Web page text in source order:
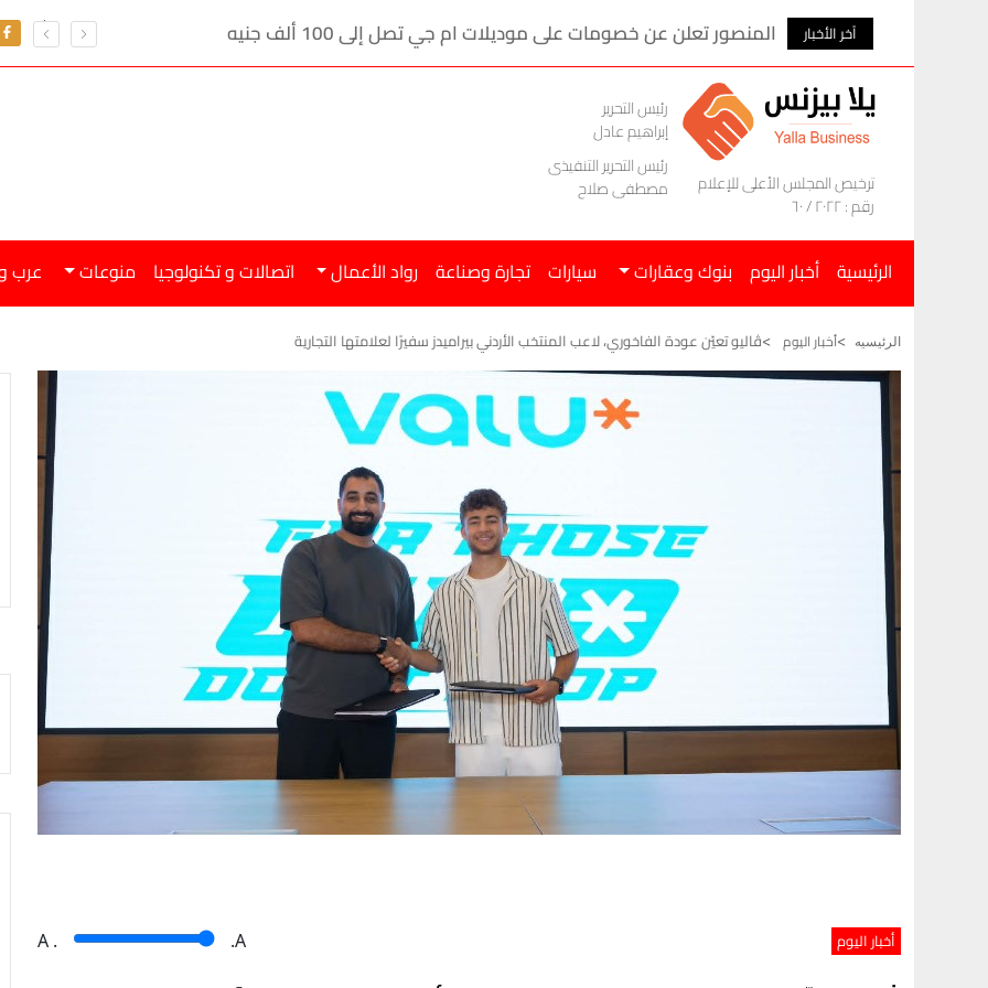
آخر الأخبار المنصور تعلن عن خصومات على موديلات ام جي تصل إلى 100 ألف جنيه
ترخيص المجلس الأعلى للإعلام
رقم : ٢٠٢٢ / ٦٠
رئيس التحرير
إبراهيم عادل
رئيس التحرير التنفيذى
مصطفى صلاح
الرئيسية أخبار اليوم بنوك وعقارات سيارات تجارة وصناعة رواد الأعمال اتصالات و تكنولوجيا منوعات عرب
الرئيسيه أخبار اليوم ڤاليو تعيّن عودة الفاخوري، لاعب المنتخب الأردني بيراميدز سفيرًا لعلامتها التجارية
أخبار اليوم A . .A